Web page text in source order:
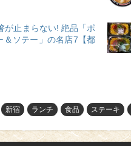
が止まらない! 絶品「ポ
＆ソテー」の名店7【都
新宿 ランチ 食品 ステーキ